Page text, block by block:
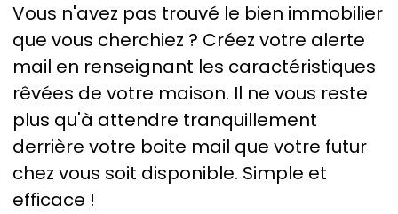
Vous n'avez pas trouvé le bien immobilier
que vous cherchiez ? Créez votre alerte
mail en renseignant les caractéristiques
rêvées de votre maison. Il ne vous reste
plus qu'à attendre tranquillement
derrière votre boite mail que votre futur
chez vous soit disponible. Simple et
efficace !